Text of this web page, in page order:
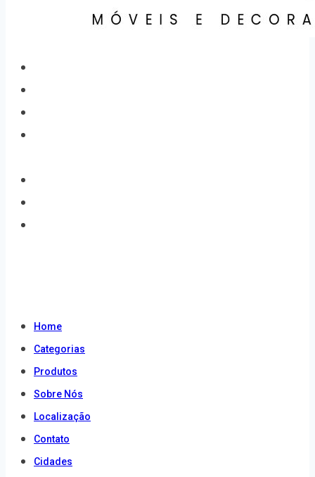
Home
Categorias
Produtos
Sobre Nós
Localização
Contato
Cidades